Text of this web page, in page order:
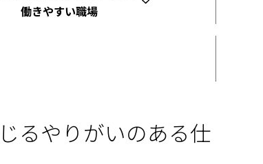
働きやすい職場
るやりがいのある仕